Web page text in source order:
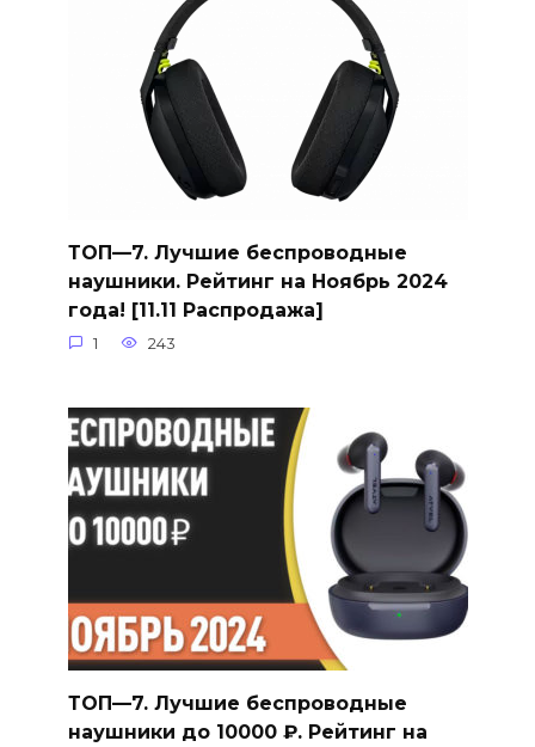
ТОП—7. Лучшие беспроводные
наушники. Рейтинг на Ноябрь 2024
года! [11.11 Распродажа]
1 243
ТОП—7. Лучшие беспроводные
наушники до 10000 ₽. Рейтинг на